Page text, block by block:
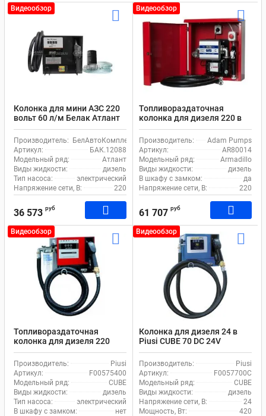
Видеообзор
Колонка для мини АЗС 220
вольт 60 л/м Белак Атлант
БАК.12088
Производитель: БелАвтоКомплект
Артикул:
БАК.12088
Модельный ряд:
Атлант
Виды жидкости:
дизель
Тип насоса:
электрический
Напряжение сети, В:
220
36 573 руб
Видеообзор
Топливораздаточная
колонка для дизеля 220 в
Adam Pumps Armadillo 80
230V AR80014
Производитель:
Adam Pumps
Артикул:
AR80014
Модельный ряд:
Armadillo
Виды жидкости:
дизель
В шкафу с замком:
да
Напряжение сети, В:
220
61 707 руб
Видеообзор
Топливораздаточная
колонка для дизеля 220
вольт с фильтром Piusi
CUBE 56/33 Filter F00575400
Производитель:
Piusi
Артикул:
F00575400
Модельный ряд:
CUBE
Виды жидкости:
дизель
Тип насоса:
электрический
В шкафу с замком:
нет
Видеообзор
Колонка для дизеля 24 в
Piusi CUBE 70 DC 24V
F0057700C
Производитель:
Piusi
Артикул:
F0057700C
Модельный ряд:
CUBE
Виды жидкости:
дизель
Напряжение сети, В:
24
Мощность, Вт:
420